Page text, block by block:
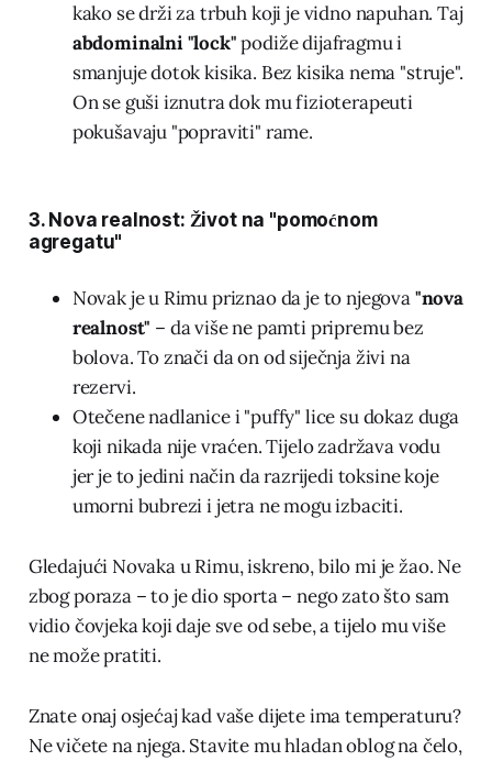
kako se drži za trbuh koji je vidno napuhan. Taj
abdominalni "lock"podiže dijafragmu i
smanjuje dotok kisika. Bez kisika nema "struje".
On se guši iznutra dok mu fizioterapeuti
pokušavaju "popraviti" rame.
3. Nova realnost: Život na "pomoćnom
agregatu"
Novak je u Rimu priznao da je to njegova"nova
realnost" – da više ne pamti pripremu bez
bolova. To znači da on od siječnja živi na
rezervi.
Otečene nadlanice i "puffy" lice su dokaz duga
koji nikada nije vraćen. Tijelo zadržava vodu
jer je to jedini način da razrijedi toksine koje
umorni bubrezi i jetra ne mogu izbaciti.
Gledajući Novaka u Rimu, iskreno, bilo mi je žao. Ne
zbog poraza – to je dio sporta – nego zato što sam
vidio čovjeka koji daje sve od sebe, a tijelo mu više
ne može pratiti.
Znate onaj osjećaj kad vaše dijete ima temperaturu?
Ne vičete na njega. Stavite mu hladan oblog na čelo,